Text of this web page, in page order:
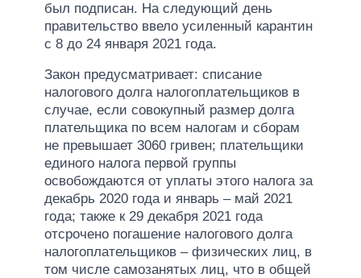
был подписан. На следующий день
правительство ввело усиленный карантин
с 8 до 24 января 2021 года.
Закон предусматривает: списание
налогового долга налогоплательщиков в
случае, если совокупный размер долга
плательщика по всем налогам и сборам
не превышает 3060 гривен; плательщики
единого налога первой группы
освобождаются от уплаты этого налога за
декабрь 2020 года и январь – май 2021
года; также к 29 декабря 2021 года
отсрочено погашение налогового долга
налогоплательщиков – физических лиц, в
том числе самозанятых лиц, что в общей